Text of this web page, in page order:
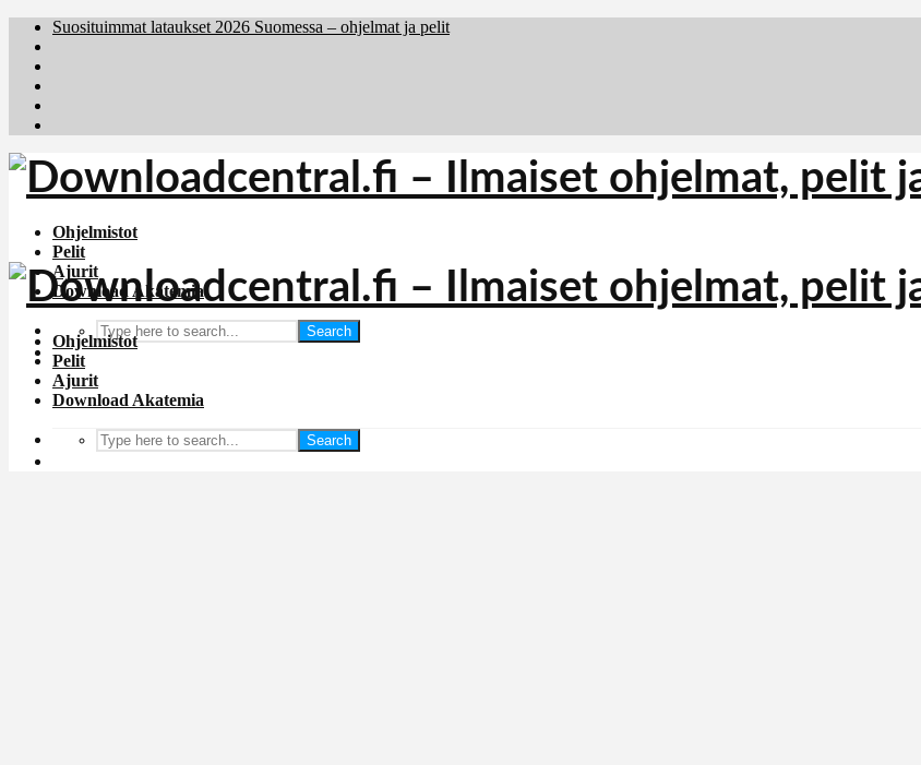
Suosituimmat lataukset 2026 Suomessa – ohjelmat ja pelit
Ohjelmistot
Pelit
Ajurit
Download Akatemia
Search
Ohjelmistot
Pelit
Ajurit
Download Akatemia
Search